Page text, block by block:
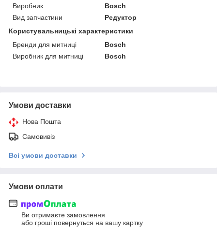
Виробник
Bosch
Вид запчастини
Редуктор
Користувальницькі характеристики
Бренди для митниці
Bosch
Виробник для митниці
Bosch
Умови доставки
Нова Пошта
Самовивіз
Всі умови доставки
Умови оплати
Ви отримаєте замовлення
або гроші повернуться на вашу картку